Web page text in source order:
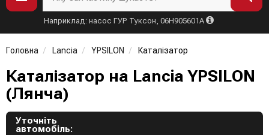
Наприклад: насос ГУР Туксон, 06H905601A
Головна Lancia YPSILON Каталізатор
Каталізатор на Lancia YPSILON
(Лянча)
Уточніть
автомобіль: